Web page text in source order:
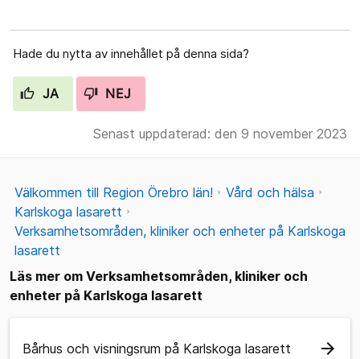
Hade du nytta av innehållet på denna sida?
JA NEJ
Senast uppdaterad: den 9 november 2023
Välkommen till Region Örebro län!
Vård och hälsa
Karlskoga lasarett
Verksamhetsområden, kliniker och enheter på Karlskoga
lasarett
Läs mer om Verksamhetsområden, kliniker och
enheter på Karlskoga lasarett
Bårhus och visningsrum på Karlskoga lasarett arrow_forward